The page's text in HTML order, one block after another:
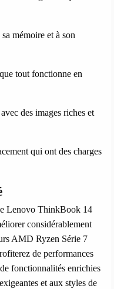
mémoire et à son
tout fonctionne en
des images riches et
qui ont des charges
Lenovo ThinkBook 14
considérablement
AMD Ryzen Série 7
de performances
fonctionnalités enrichies
et aux styles de